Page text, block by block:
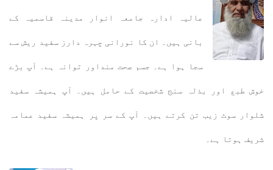
عالیہ ادارہ جامعہ انوار مدینہ قاسمیہ کے
بانی ہیں۔ ان کا نورانی چہرہ دارز سفید ریش سے
سجا ہوا ہے۔ جسم صحت منداور توانہ ہے۔ آپ بڑے
خوش طبع اور بذلہ سنج شخصیت کے حامل ہیں۔ آپ ہمیشہ سفید
شلوار سوٹ زیب تن کرتے ہیں۔ آپ کے سر پر ہمیشہ سفید عمامہ
شریف ہوتا ہے۔